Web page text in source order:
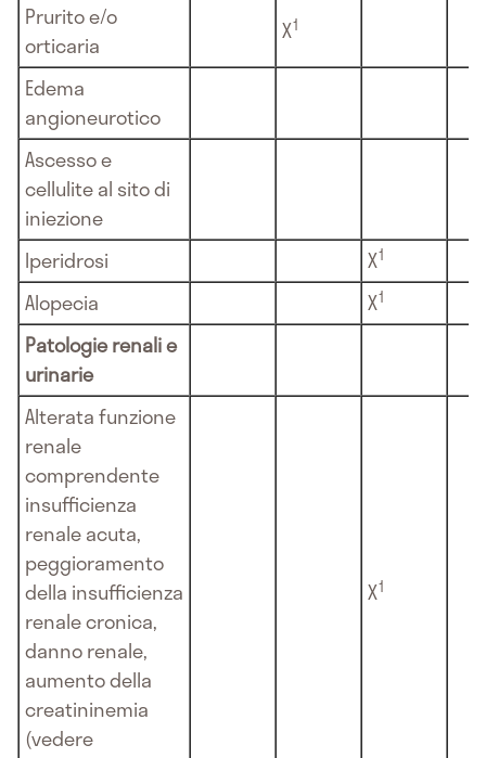
Prurito e/o
orticaria
X1
Edema
angioneurotico
Ascesso e
cellulite al sito di
iniezione
Iperidrosi
X1
Alopecia X1
Patologie renali e
urinarie
Alterata funzione
renale
comprendente
insufficienza
renale acuta,
peggioramento
della insufficienza
renale cronica,
danno renale,
aumento della
creatininemia
(vedere
X1